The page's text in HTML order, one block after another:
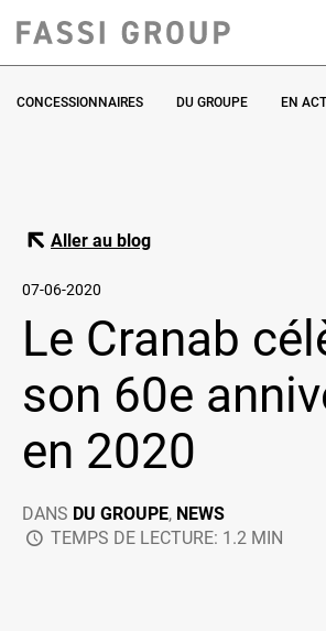
CONCESSIONNAIRES DU GROUPE EN
Aller au blog
07-06-2020
Le Cranab
son 60e
en 2020
DANS DU GROUPE, NEWS
TEMPS DE LECTURE: 1.2 MIN